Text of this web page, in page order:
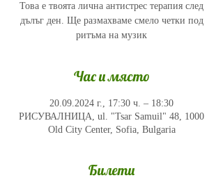
Това е твоята лична антистрес терапия след
дълъг ден. Ще размахваме смело четки под
ритъма на музик
Час и място
20.09.2024 г., 17:30 ч. – 18:30
РИСУВАЛНИЦА, ul. "Tsar Samuil" 48, 1000
Old City Center, Sofia, Bulgaria
Билети